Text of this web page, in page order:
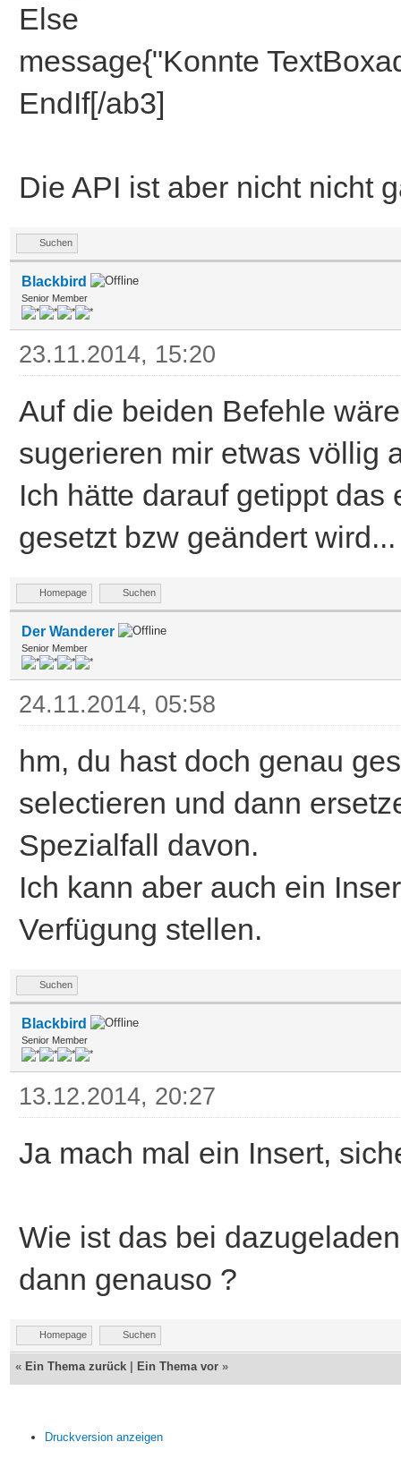
Else
message{"Konnte
EndIf[/ab3]
Die API ist aber nicht nicht
Suchen
Blackbird
Senior Member
23.11.2014, 15:20
Auf die beiden Befehle
sugerieren mir etwas völlig
Ich hätte darauf getippt
gesetzt bzw geändert wird...
Homepage Suchen
Der Wanderer
Senior Member
24.11.2014, 05:58
hm, du hast doch genau
selectieren und dann
Spezialfall davon.
Ich kann aber auch ein
Verfügung stellen.
Suchen
Blackbird
Senior Member
13.12.2014, 20:27
Ja mach mal ein Insert,
Wie ist das bei
dann genauso ?
Homepage Suchen
« Ein Thema zurück Ein Thema vor »
Druckversion anzeigen